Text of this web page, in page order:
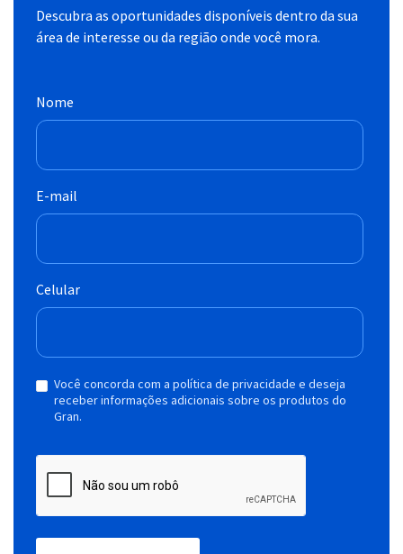
Descubra as oportunidades disponíveis dentro da sua
área de interesse ou da região onde você mora.
Nome
E-mail
Celular
Você concorda com a política de privacidade e deseja
receber informações adicionais sobre os produtos do
Gran.